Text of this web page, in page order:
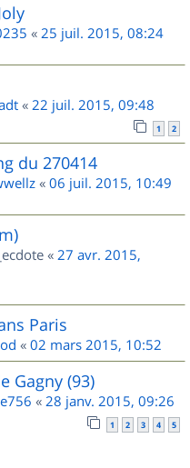
« 25 juil. 2015, 08:24
« 22 juil. 2015, 09:48
1 2
du 270414
« 06 juil. 2015, 10:49
« 27 avr. 2015,
Paris
« 02 mars 2015, 10:52
Gagny (93)
« 28 janv. 2015, 09:26
1 2 3 4 5